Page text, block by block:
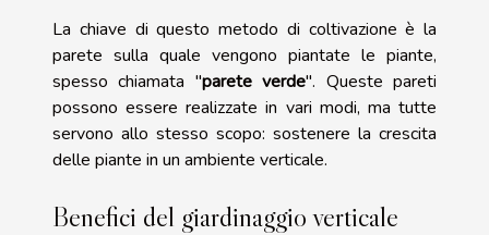
La chiave di questo metodo di coltivazione è la
parete sulla quale vengono piantate le piante,
spesso chiamata "parete verde". Queste pareti
possono essere realizzate in vari modi, ma tutte
servono allo stesso scopo: sostenere la crescita
delle piante in un ambiente verticale.
Benefici del giardinaggio verticale